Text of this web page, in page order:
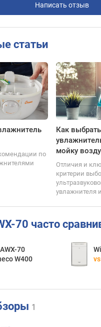
Написать отзыв
статьи
по
Как выбрать
мойку
Отличия и
критерии
увлажнителя
70 часто
70
W400
vs
1